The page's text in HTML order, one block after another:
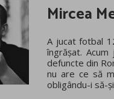
Mircea
A jucat fotbal
îngrășat.
defuncte din
nu are ce să
obligându-i să-